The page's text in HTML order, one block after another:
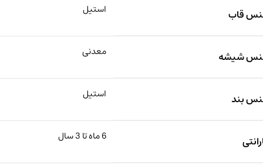
قاب استیل
شیشه معدنی
بند استیل
6 ماه تا 3 سال